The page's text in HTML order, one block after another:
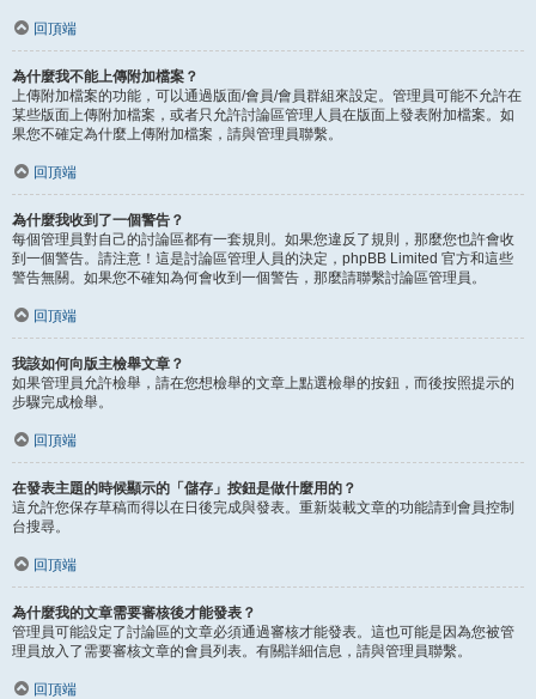
回頂端
為什麼我不能上傳附加檔案？
上傳附加檔案的功能，可以通過版面/會員/會員群組來設定。管理員可能不允許在
某些版面上傳附加檔案，或者只允許討論區管理人員在版面上發表附加檔案。如
果您不確定為什麼上傳附加檔案，請與管理員聯繫。
回頂端
為什麼我收到了一個警告？
每個管理員對自己的討論區都有一套規則。如果您違反了規則，那麼您也許會收
到一個警告。請注意！這是討論區管理人員的決定，phpBB Limited 官方和這些
警告無關。如果您不確知為何會收到一個警告，那麼請聯繫討論區管理員。
回頂端
我該如何向版主檢舉文章？
如果管理員允許檢舉，請在您想檢舉的文章上點選檢舉的按鈕，而後按照提示的
步驟完成檢舉。
回頂端
在發表主題的時候顯示的「儲存」按鈕是做什麼用的？
這允許您保存草稿而得以在日後完成與發表。重新裝載文章的功能請到會員控制
台搜尋。
回頂端
為什麼我的文章需要審核後才能發表？
管理員可能設定了討論區的文章必須通過審核才能發表。這也可能是因為您被管
理員放入了需要審核文章的會員列表。有關詳細信息，請與管理員聯繫。
回頂端